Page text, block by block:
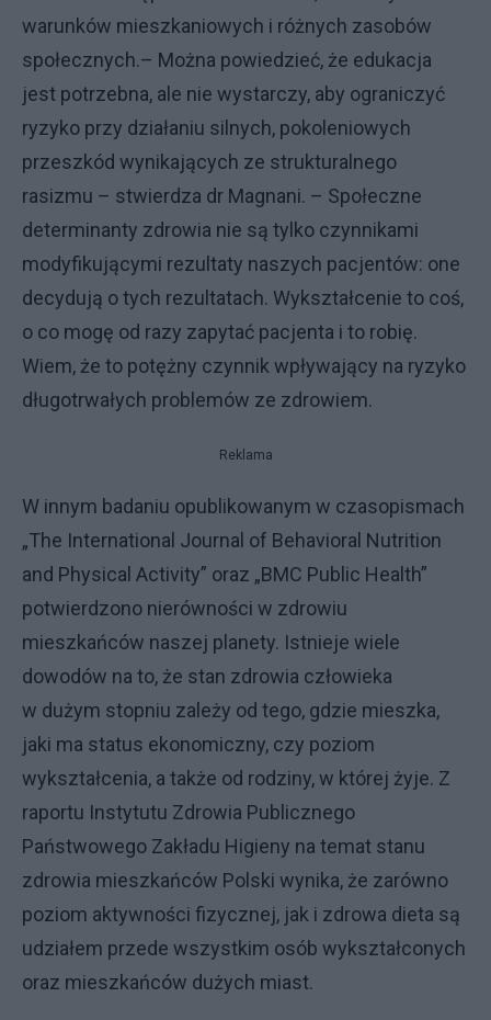
warunków mieszkaniowych i różnych zasobów
społecznych.– Można powiedzieć, że edukacja
jest potrzebna, ale nie wystarczy, aby ograniczyć
ryzyko przy działaniu silnych, pokoleniowych
przeszkód wynikających ze strukturalnego
rasizmu – stwierdza dr Magnani. – Społeczne
determinanty zdrowia nie są tylko czynnikami
modyfikującymi rezultaty naszych pacjentów: one
decydują o tych rezultatach. Wykształcenie to coś,
o co mogę od razy zapytać pacjenta i to robię.
Wiem, że to potężny czynnik wpływający na ryzyko
długotrwałych problemów ze zdrowiem.
Reklama
W innym badaniu opublikowanym w czasopismach
„The International Journal of Behavioral Nutrition
and Physical Activity” oraz „BMC Public Health”
potwierdzono nierówności w zdrowiu
mieszkańców naszej planety. Istnieje wiele
dowodów na to, że stan zdrowia człowieka
w dużym stopniu zależy od tego, gdzie mieszka,
jaki ma status ekonomiczny, czy poziom
wykształcenia, a także od rodziny, w której żyje. Z
raportu Instytutu Zdrowia Publicznego
Państwowego Zakładu Higieny na temat stanu
zdrowia mieszkańców Polski wynika, że zarówno
poziom aktywności fizycznej, jak i zdrowa dieta są
udziałem przede wszystkim osób wykształconych
oraz mieszkańców dużych miast.